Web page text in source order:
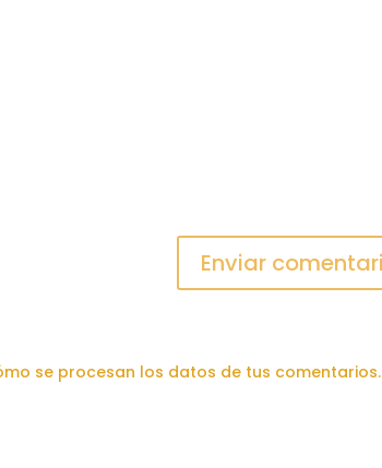
se procesan los datos de tus comentarios.